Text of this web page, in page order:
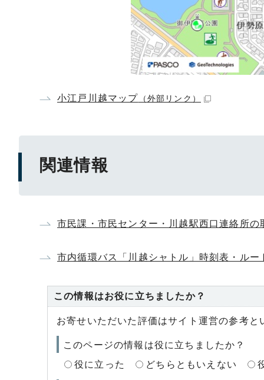
小江戸川越マップ （外部リンク）
関連情報
市民課・市民センター・川越駅西口連絡所の
市内循環バス「川越シャトル」時刻表・ルー
この情報はお役に立ちましたか？
お寄せいただいた評価はサイト運営の参考と
このページの情報は役に立ちましたか？
役に立った
どちらともいえない